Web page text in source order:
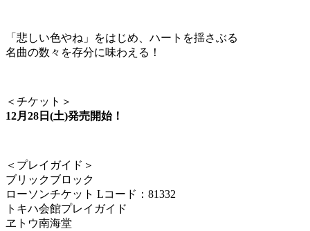
「悲しい色やね」をはじめ、ハートを揺さぶる
名曲の数々を存分に味わえる！
＜チケット＞
12月28日(土)発売開始！
＜プレイガイド＞
ブリックブロック
ローソンチケット Lコード：81332
トキハ会館プレイガイド
ヱトウ南海堂